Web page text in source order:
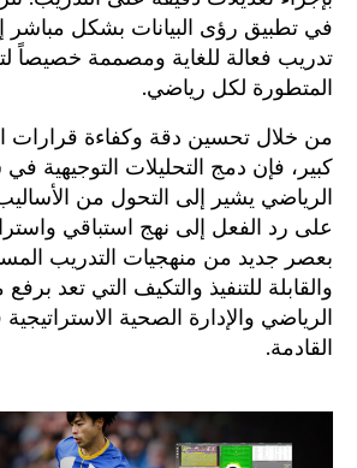
في تطبيق رؤى البيانات بشكل مباشر
تدريب فعالة للغاية ومصممة خصيصاً
المتطورة لكل رياضي.
من خلال تحسين دقة وكفاءة قرارات
كبير، فإن دمج التحليلات التوجيهية
الرياضي يشير إلى التحول من الأساليب
على رد الفعل إلى نهج استباقي
بعصر جديد من منهجيات التدريب
والقابلة للتنفيذ والتكيف التي تعد
الرياضي والإدارة الصحية
القادمة.